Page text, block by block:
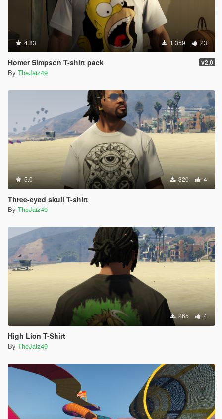
4.83 1.359 23
Homer Simpson T-shirt pack v2.0
By TheJaiz49
5.0 320 4
Three-eyed skull T-shirt
By TheJaiz49
265 4
High Lion T-Shirt
By TheJaiz49